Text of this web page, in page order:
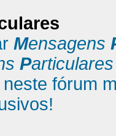
Mensagens
Particulares
fórum